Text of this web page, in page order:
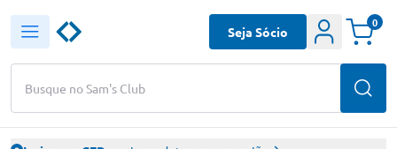
Busque no Sam's Club
Seja Sócio
0